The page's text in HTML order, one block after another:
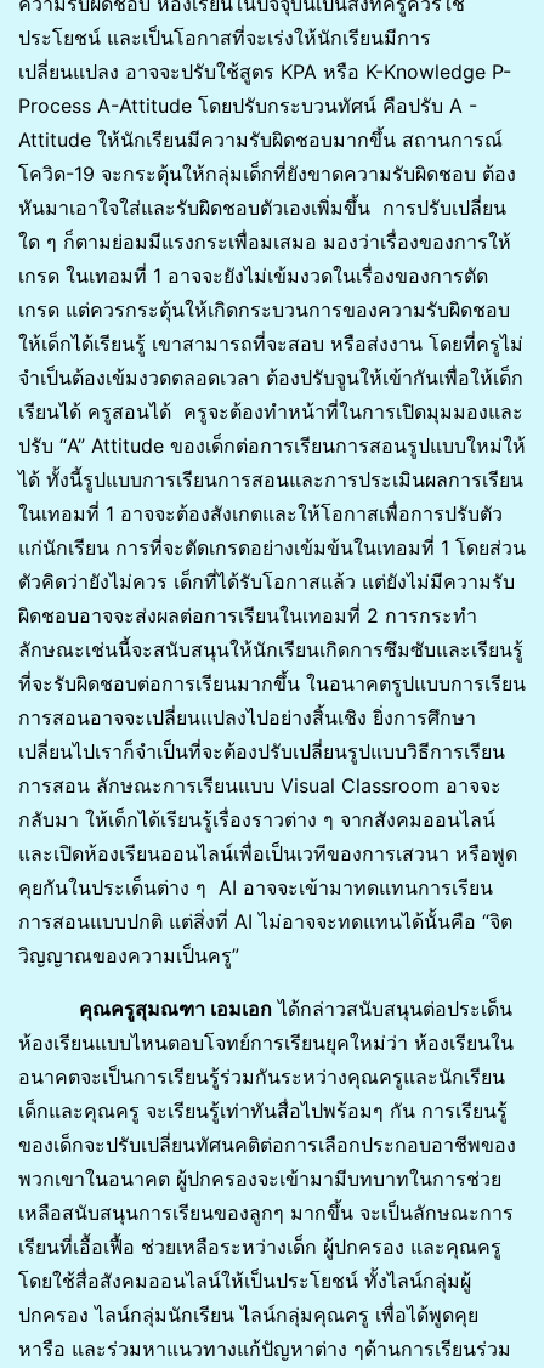
ประโยชน์ และเป็นโอกาสที่จะเร่งให้นักเรียนมีการ
เปลี่ยนแปลง อาจจะปรับใช้สูตร KPA หรือ K-Knowledge P-
Process A-Attitude โดยปรับกระบวนทัศน์ คือปรับ A -
Attitude ให้นักเรียนมีความรับผิดชอบมากขึ้น สถานการณ์
โควิด-19 จะกระตุ้นให้กลุ่มเด็กที่ยังขาดความรับผิดชอบ ต้อง
หันมาเอาใจใส่และรับผิดชอบตัวเองเพิ่มขึ้น การปรับเปลี่ยน
ใด ๆ ก็ตามย่อมมีแรงกระเพื่อมเสมอ มองว่าเรื่องของการให้
เกรด ในเทอมที่ 1 อาจจะยังไม่เข้มงวดในเรื่องของการตัด
เกรด แต่ควรกระตุ้นให้เกิดกระบวนการของความรับผิดชอบ
ให้เด็กได้เรียนรู้ เขาสามารถที่จะสอบ หรือส่งงาน โดยที่ครูไม่
จำเป็นต้องเข้มงวดตลอดเวลา ต้องปรับจูนให้เข้ากันเพื่อให้เด็ก
เรียนได้ ครูสอนได้ ครูจะต้องทำหน้าที่ในการเปิดมุมมองและ
ปรับ “A” Attitude ของเด็กต่อการเรียนการสอนรูปแบบใหม่ให้
ได้ ทั้งนี้รูปแบบการเรียนการสอนและการประเมินผลการเรียน
ในเทอมที่ 1 อาจจะต้องสังเกตและให้โอกาสเพื่อการปรับตัว
แก่นักเรียน การที่จะตัดเกรดอย่างเข้มข้นในเทอมที่ 1 โดยส่วน
ตัวคิดว่ายังไม่ควร เด็กที่ได้รับโอกาสแล้ว แต่ยังไม่มีความรับ
ผิดชอบอาจจะส่งผลต่อการเรียนในเทอมที่ 2 การกระทำ
ลักษณะเช่นนี้จะสนับสนุนให้นักเรียนเกิดการซึมซับและเรียนรู้
ที่จะรับผิดชอบต่อการเรียนมากขึ้น ในอนาคตรูปแบบการเรียน
การสอนอาจจะเปลี่ยนแปลงไปอย่างสิ้นเชิง ยิ่งการศึกษา
เปลี่ยนไปเราก็จำเป็นที่จะต้องปรับเปลี่ยนรูปแบบวิธีการเรียน
การสอน ลักษณะการเรียนแบบ Visual Classroom อาจจะ
กลับมา ให้เด็กได้เรียนรู้เรื่องราวต่าง ๆ จากสังคมออนไลน์
และเปิดห้องเรียนออนไลน์เพื่อเป็นเวทีของการเสวนา หรือพูด
คุยกันในประเด็นต่าง ๆ AI อาจจะเข้ามาทดแทนการเรียน
การสอนแบบปกติ แต่สิ่งที่ AI ไม่อาจจะทดแทนได้นั้นคือ “จิต
วิญญาณของความเป็นครู”
คุณครูสุมณฑา เอมเอก ได้กล่าวสนับสนุนต่อประเด็น
ห้องเรียนแบบไหนตอบโจทย์การเรียนยุคใหม่ว่า ห้องเรียนใน
อนาคตจะเป็นการเรียนรู้ร่วมกันระหว่างคุณครูและนักเรียน
เด็กและคุณครู จะเรียนรู้เท่าทันสื่อไปพร้อมๆ กัน การเรียนรู้
ของเด็กจะปรับเปลี่ยนทัศนคติต่อการเลือกประกอบอาชีพของ
พวกเขาในอนาคต ผู้ปกครองจะเข้ามามีบทบาทในการช่วย
เหลือสนับสนุนการเรียนของลูกๆ มากขึ้น จะเป็นลักษณะการ
เรียนที่เอื้อเฟื้อ ช่วยเหลือระหว่างเด็ก ผู้ปกครอง และคุณครู
โดยใช้สื่อสังคมออนไลน์ให้เป็นประโยชน์ ทั้งไลน์กลุ่มผู้
ปกครอง ไลน์กลุ่มนักเรียน ไลน์กลุ่มคุณครู เพื่อได้พูดคุย
หารือ และร่วมหาแนวทางแก้ปัญหาต่าง ๆด้านการเรียนร่วม